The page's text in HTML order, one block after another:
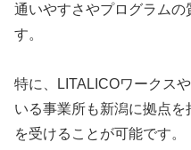
通いやすさやプログラムの
す。
特に、LITALICOワークス
いる事業所も新潟に拠点を
を受けることが可能です。